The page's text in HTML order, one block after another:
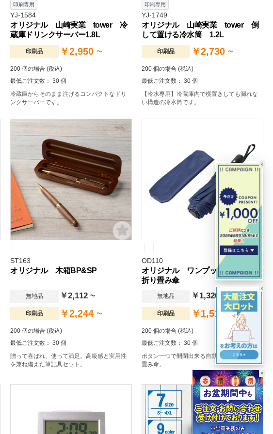
印刷専用
YJ-1584
オリジナル 山崎実業 tower 冷
蔵庫ドリンクサーバー1.8L
印刷品 ￥2,950 ~
200 個の場合 (税込)
最低ご注文数： 30 個
冷蔵庫からそのまま注げるコンパクトなドリ
ンクサーバーです。
印刷専用
YJ-1749
オリジナル 山崎実業 tower 倒
して置ける冷水筒 1.2L
印刷品 ￥2,730 ~
200 個の場合 (税込)
最低ご注文数： 30 個
【冷水専用】冷蔵庫内で横置きしても漏れな
い構造の冷水筒です。
ST163
オリジナル 木箱BP&SP
無地品 ￥2,112 ~
印刷品 ￥2,244 ~
200 個の場合 (税込)
最低ご注文数： 30 個
贈って喜ばれ、使って満足。高級感と実用性
を兼ね備えた筆記具セット。
OD110
オリジナル ワンプッシュ晴雨兼用
折り畳み傘
無地品 ￥1,320 ~
印刷品 ￥1,513 ~
200 個の場合 (税込)
最低ご注文数： 30 個
ボタン一つで開閉出来る自動開閉機能付折り
畳み傘。
×
×
×